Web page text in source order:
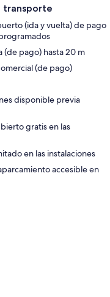
transporte
(ida y vuelta) de pago
(de pago) hasta 20 m
(de pago)
disponible previa
gratis en las
en las instalaciones
accesible en